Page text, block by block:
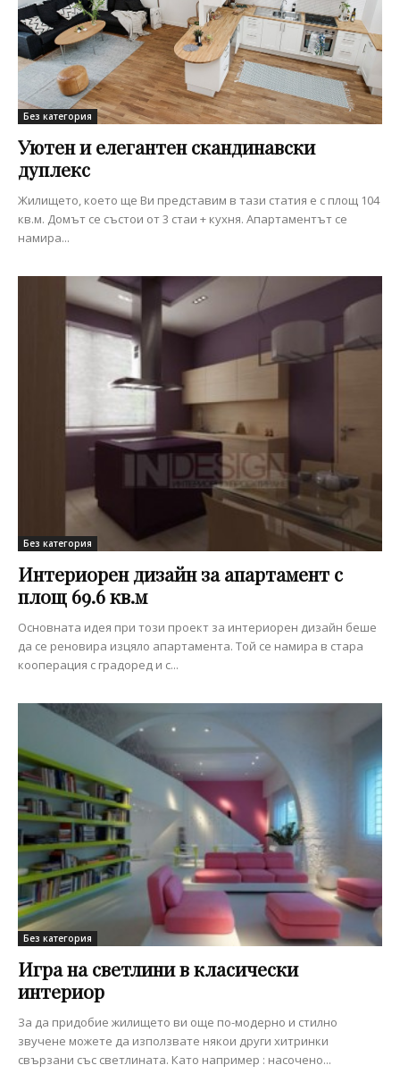
Без категория
Уютен и елегантен скандинавски
дуплекс
Жилището, което ще Ви представим в тази статия е с площ 104
кв.м. Домът се състои от 3 стаи + кухня. Апартаментът се
намира...
Без категория
Интериорен дизайн за апартамент с
площ 69.6 кв.м
Основната идея при този проект за интериорен дизайн беше
да се реновира изцяло апартамента. Той се намира в стара
кооперация с градоред и с...
Без категория
Игра на светлини в класически
интериор
За да придобие жилището ви още по-модерно и стилно
звучене можете да използвате някои други хитринки
свързани със светлината. Като например : насочено...